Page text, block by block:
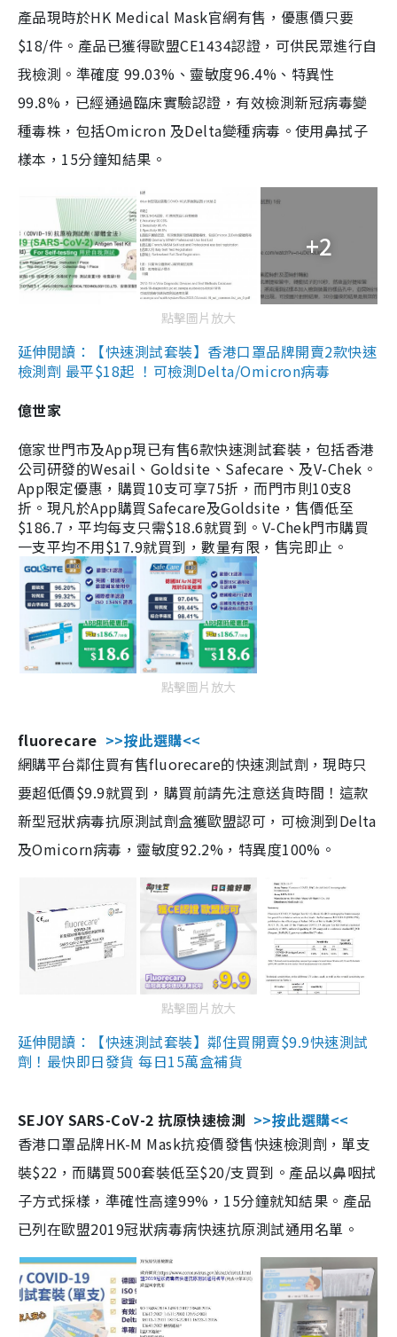
產品現時於HK Medical Mask官網有售，優惠價只要
$18/件。產品已獲得歐盟CE1434認證，可供民眾進行自
我檢測。準確度 99.03%、靈敏度96.4%、特異性
99.8%，已經通過臨床實驗認證，有效檢測新冠病毒變
種毒株，包括Omicron 及Delta變種病毒。使用鼻拭子
樣本，15分鐘知結果。
+2
點擊圖片放大
延伸閱讀：【快速測試套裝】香港口罩品牌開賣2款快速
檢測劑 最平$18起 ！可檢測Delta/Omicron病毒
億世家
億家世門市及App現已有售6款快速測試套裝，包括香港
公司研發的Wesail、Goldsite、Safecare、及V-Chek。
App限定優惠，購買10支可享75折，而門市則10支8
折。現凡於App購買Safecare及Goldsite，售價低至
$186.7，平均每支只需$18.6就買到。V-Chek門市購買
一支平均不用$17.9就買到，數量有限，售完即止。
點擊圖片放大
fluorecare >>按此選購<<
網購平台鄰住買有售fluorecare的快速測試劑，現時只
要超低價$9.9就買到，購買前請先注意送貨時間！這款
新型冠狀病毒抗原測試劑盒獲歐盟認可，可檢測到Delta
及Omicorn病毒，靈敏度92.2%，特異度100%。
點擊圖片放大
延伸閱讀：【快速測試套裝】鄰住買開賣$9.9快速測試
劑！最快即日發貨 每日15萬盒補貨
SEJOY SARS-CoV-2 抗原快速檢測 >>按此選購<<
香港口罩品牌HK-M Mask抗疫價發售快速檢測劑，單支
裝$22，而購買500套裝低至$20/支買到。產品以鼻咽拭
子方式採樣，準確性高達99%，15分鐘就知結果。產品
已列在歐盟2019冠狀病毒病快速抗原測試通用名單。